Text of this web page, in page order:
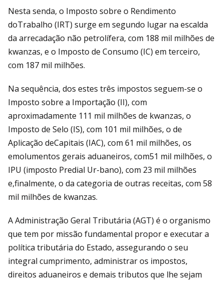
Nesta senda, o Imposto sobre o Rendimento
doTrabalho (IRT) surge em segundo lugar na escalda
da arrecadação não petrolífera, com 188 mil milhões de
kwanzas, e o Imposto de Consumo (IC) em terceiro,
com 187 mil milhões.
Na sequência, dos estes três impostos seguem-se o
Imposto sobre a Importação (II), com
aproximadamente 111 mil milhões de kwanzas, o
Imposto de Selo (IS), com 101 mil milhões, o de
Aplicação deCapitais (IAC), com 61 mil milhões, os
emolumentos gerais aduaneiros, com51 mil milhões, o
IPU (imposto Predial Ur-bano), com 23 mil milhões
e,finalmente, o da categoria de outras receitas, com 58
mil milhões de kwanzas.
A Administração Geral Tributária (AGT) é o organismo
que tem por missão fundamental propor e executar a
política tributária do Estado, assegurando o seu
integral cumprimento, administrar os impostos,
direitos aduaneiros e demais tributos que lhe sejam